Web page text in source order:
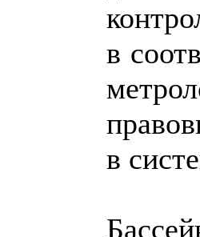
в
в